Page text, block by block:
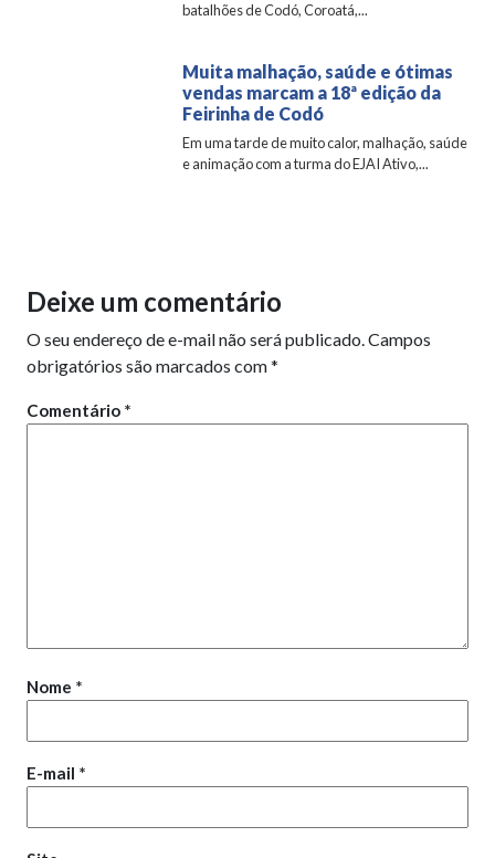
batalhões de Codó, Coroatá,...
Muita malhação, saúde e ótimas
vendas marcam a 18ª edição da
Feirinha de Codó
Em uma tarde de muito calor, malhação, saúde
e animação com a turma do EJAI Ativo,...
Deixe um comentário
O seu endereço de e-mail não será publicado.Campos
obrigatórios são marcados com*
Comentário *
Nome *
E-mail *